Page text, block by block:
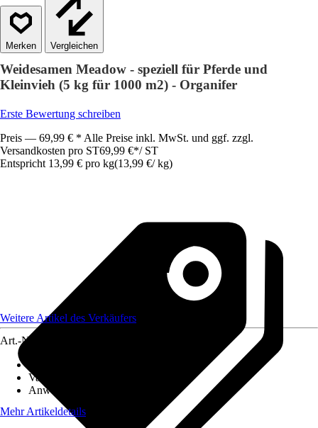
Vergleichen
Weidesamen Meadow - speziell für Pferde und
Kleinvieh (5 kg für 1000 m2) - Organifer
Erste Bewertung schreiben
Preis — 69,99 € * Alle Preise inkl. MwSt. und ggf. zzgl.
Versandkosten pro ST69,99 €*/ ST
Entspricht 13,99 € pro kg(13,99 €/ kg)
Weitere Artikel des Verkäufers
Art.-Nr.
Variante
Anwendung
Mehr Artikeldetails